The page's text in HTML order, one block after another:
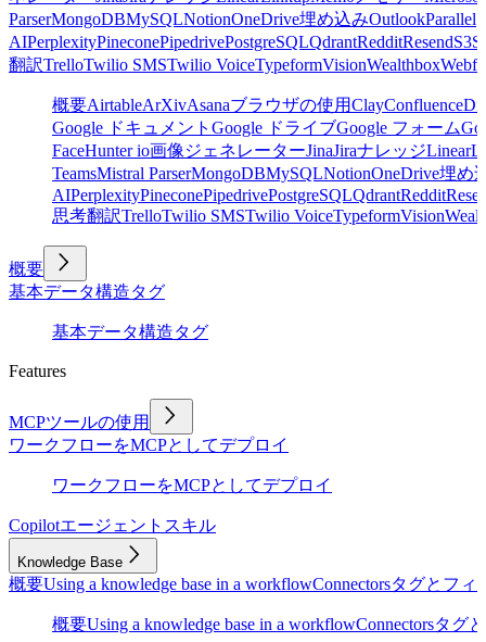
ParserMongoDBMySQLNotionOneDrive埋め込みOutlookParallel
AIPerplexityPineconePipedrivePostgreSQLQdrantRedditResendS3
翻訳TrelloTwilio SMSTwilio VoiceTypeformVisionWealthbox
概要AirtableArXivAsanaブラウザの使用ClayConfluence
Google ドキュメント Google ドライブGoogle フォーム
FaceHunter io画像ジェネレーターJinaJiraナレッジLinear
TeamsMistral ParserMongoDBMySQLNotionOneDrive埋め
AIPerplexityPineconePipedrivePostgreSQLQdrantReddit
思考翻訳TrelloTwilio SMSTwilio VoiceTypeformVision
概要
基本データ構造タグ
基本データ構造タグ
Features
MCPツールの使用
ワークフローをMCPとしてデプロイ
ワークフローをMCPとしてデプロイ
Copilotエージェントスキル
Knowledge Base
概要Using a knowledge base in a workflowConnectorsタグとフィ
概要Using a knowledge base in a workflowConnectorsタグ